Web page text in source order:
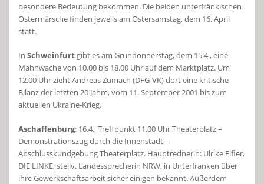
besondere Bedeutung bekommen. Die beiden unterfränkischen
Ostermärsche finden jeweils am Ostersamstag, dem 16. April
statt.
In Schweinfurt gibt es am Gründonnerstag, dem 15.4., eine
Mahnwache von 10.00 bis 18.00 Uhr auf dem Marktplatz. Um
12.00 Uhr zieht Andreas Zumach (DFG-VK) dort eine kritische
Bilanz der letzten 20 Jahre, vom 11. September 2001 bis zum
aktuellen Ukraine-Krieg.
Aschaffenburg: 16.4., Treffpunkt 11.00 Uhr Theaterplatz –
Demonstrationszug durch die Innenstadt –
Abschlusskundgebung Theaterplatz. Hauptrednerin: Ulrike Eifler,
DIE LINKE, stellv. Landessprecherin NRW, in Unterfranken über
ihre Gewerkschaftsarbeit sicher einigen bekannt. Außerdem